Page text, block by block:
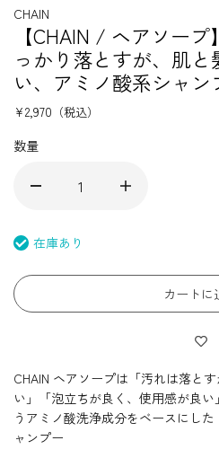
CHAIN
【CHAIN / ヘアソー
っかり落とすが、肌
い、アミノ酸系シャン
¥2,970 （税込）
数量
在庫あり
カートに
CHAIN ヘアソープは「汚れは落と
い」「泡立ちが良く、使用感が良
うアミノ酸洗浄成分をベースにし
ャンプー